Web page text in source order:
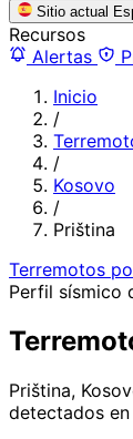
Sitio actual
Recursos
Alertas
Inicio
/
/
Kosovo
/
Priština
Terremotos
Perfil sísmico
Priština,
detectados